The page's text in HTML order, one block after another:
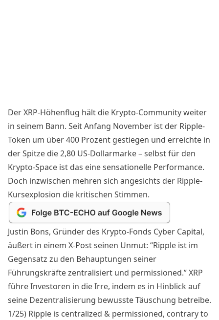
Der XRP-Höhenflug hält die Krypto-Community weiter
in seinem Bann. Seit Anfang November ist der Ripple-
Token um über 400 Prozent gestiegen und erreichte in
der Spitze die 2,80 US-Dollarmarke – selbst für den
Krypto-Space ist das eine sensationelle Performance.
Doch inzwischen mehren sich angesichts der Ripple-
Kursexplosion die kritischen Stimmen.
Justin Bons, Gründer des Krypto-Fonds Cyber Capital,
äußert in einem X-Post seinen Unmut: “Ripple ist im
Gegensatz zu den Behauptungen seiner
Führungskräfte zentralisiert und permissioned.” XRP
führe Investoren in die Irre, indem es in Hinblick auf
seine Dezentralisierung bewusste Täuschung betreibe.
1/25) Ripple is centralized & permissioned, contrary to